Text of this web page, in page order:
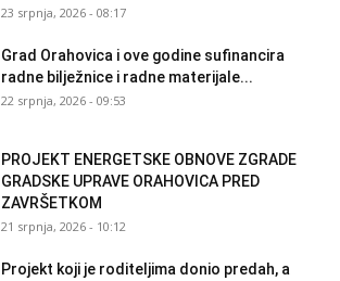
23 srpnja, 2026 - 08:17
Grad Orahovica i ove godine sufinancira
radne bilježnice i radne materijale...
22 srpnja, 2026 - 09:53
PROJEKT ENERGETSKE OBNOVE ZGRADE
GRADSKE UPRAVE ORAHOVICA PRED
ZAVRŠETKOM
21 srpnja, 2026 - 10:12
Projekt koji je roditeljima donio predah, a